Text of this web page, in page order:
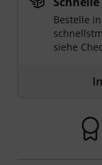
Bestelle
siehe